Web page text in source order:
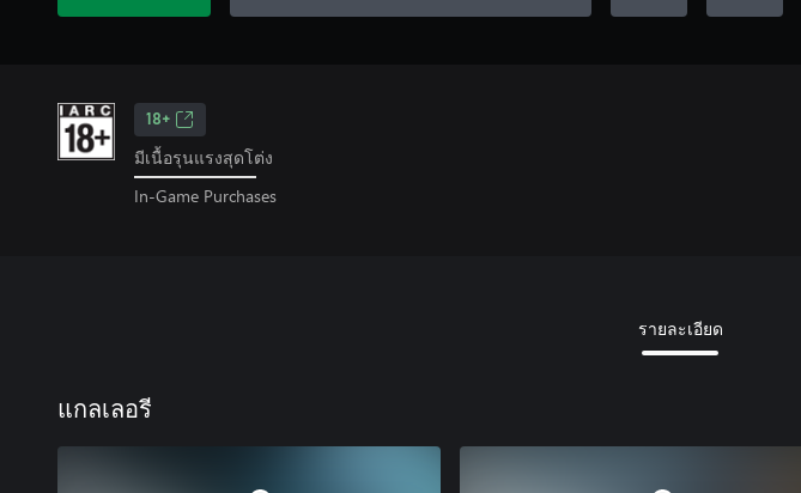
18+
มีเนื้อรุนแรงสุดโต่ง
In-Game Purchases
รายละเอียด
แกลเลอรี